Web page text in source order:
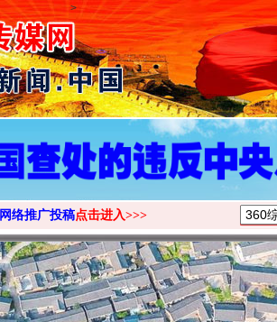
>
网络推广投稿点击进入>>>